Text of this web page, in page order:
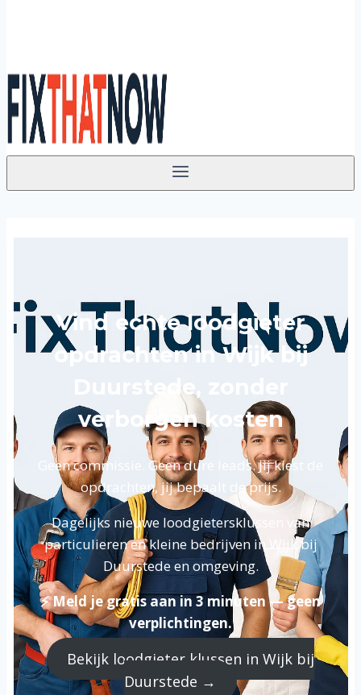
Vind echte loodgieter
opdrachten in Wijk bij
Duurstede, zonder
verborgen kosten
Geen commissie. Geen dure leads. Jij kiest de
opdrachten, jij bepaalt de prijs.
Dagelijks nieuwe loodgietersklussen van
particulieren en kleine bedrijven in Wijk bij
Duurstede en omgeving.
⚡ Meld je gratis aan in 3 minuten — geen
verplichtingen.
Bekijk loodgieter klussen in Wijk bij
Duurstede →